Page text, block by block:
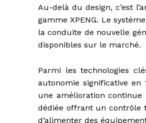
Au-delà du design, c’est
gamme XPENG. Le
la conduite de nouvelle
disponibles sur le marché.
Parmi les technologies
autonomie significative en
une amélioration continue
dédiée offrant un contrôle
d’alimenter des